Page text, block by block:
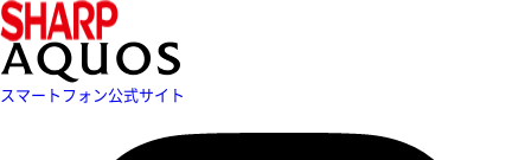
スマートフォン公式サイト